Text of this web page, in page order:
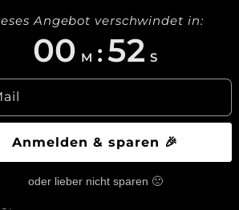
Angebot verschwindet in:
00 M :50 S
Anmelden & sparen 🎉
oder lieber nicht sparen 🙁